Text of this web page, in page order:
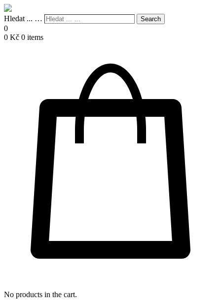
Hledat ... … Search
0
0 Kč 0 items
No products in the cart.